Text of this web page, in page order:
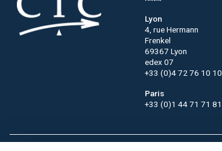
Lyon
4, rue Hermann
Frenkel
69367 Lyon
edex 07
+33 (0)4 72 76 10 10
Paris
+33 (0)1 44 71 71 81